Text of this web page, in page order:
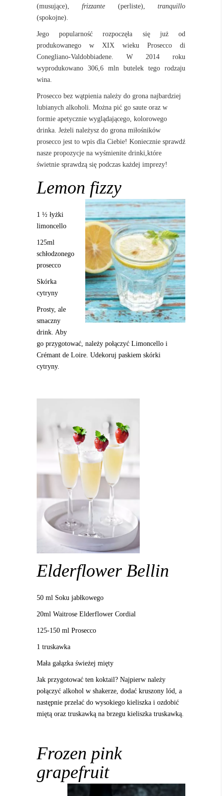
(musujące),frizzante (perliste),tranquillo
(spokojne).
Jego popularność rozpoczęła się już od
produkowanego w XIX wieku Prosecco di
Conegliano-Valdobbiadene. W 2014 roku
wyprodukowano 306,6 mln butelek tego rodzaju
wina.
Prosecco bez wątpienia należy do grona najbardziej
lubianych alkoholi. Można pić go saute oraz w
formie apetycznie wyglądającego, kolorowego
drinka. Jeżeli należysz do grona miłośników
prosecco jest to wpis dla Ciebie! Koniecznie sprawdź
nasze propozycje na wyśmienite drinki,które
świetnie sprawdzą się podczas każdej imprezy!
Lemon fizzy
1 ½ łyżki
limoncello
125ml
schłodzonego
prosecco
Skórka
cytryny
Prosty, ale
smaczny
drink. Aby
go przygotować, należy połączyć Limoncello i
Crémant de Loire. Udekoruj paskiem skórki
cytryny.
Elderflower Bellin
50 ml Soku jabłkowego
20ml Waitrose Elderflower Cordial
125-150 ml Prosecco
1 truskawka
Mała gałązka świeżej mięty
Jak przygotować ten koktail? Najpierw należy
połączyć alkohol w shakerze, dodać kruszony lód, a
następnie przelać do wysokiego kieliszka i ozdobić
miętą oraz truskawką na brzegu kieliszka truskawką.
Frozen pink
grapefruit